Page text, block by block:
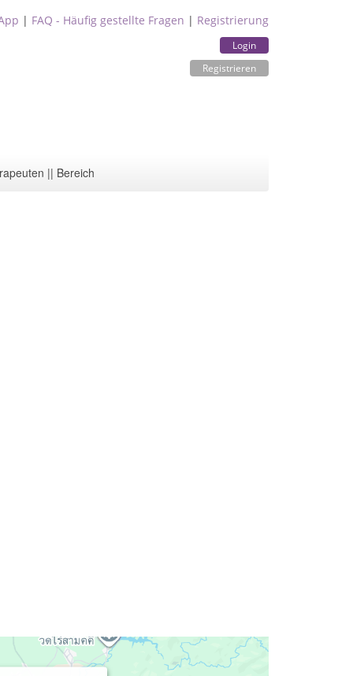
| FAQ - Häufig gestellte Fragen | Registrierung
Login
Registrieren
|| Bereich